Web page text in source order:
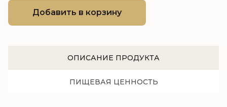
Добавить в корзину
ОПИСАНИЕ ПРОДУКТА
ПИЩЕВАЯ ЦЕННОСТЬ